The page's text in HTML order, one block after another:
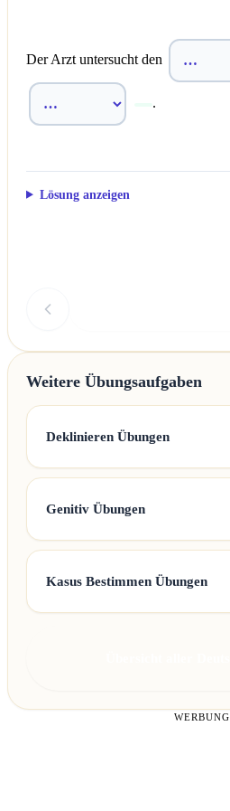
Der Arzt untersucht den
.
Lösung anzeigen
Weitere Übungsaufgaben
Deklinieren Übungen
Genitiv Übungen
Kasus Bestimmen Übungen
WERBUNG